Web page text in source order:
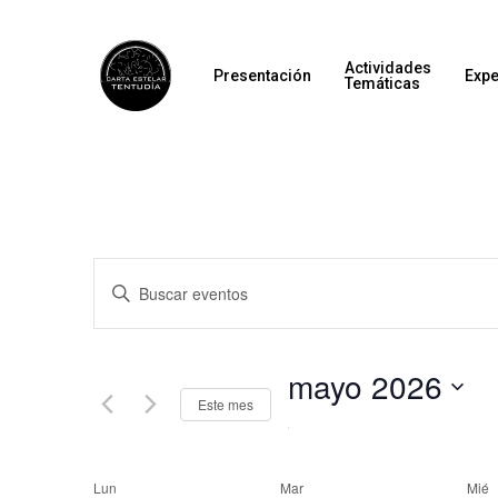
Presentación
Actividades
Temáticas
Navegación
de
búsqueda
Introduce
la
clave.
Este mes mayo 2026
Seleccionar
Lun Mar Mié